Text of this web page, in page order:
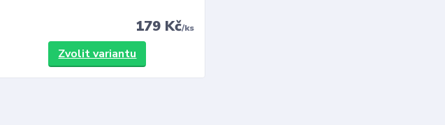
179 Kč/ks
Zvolit variantu